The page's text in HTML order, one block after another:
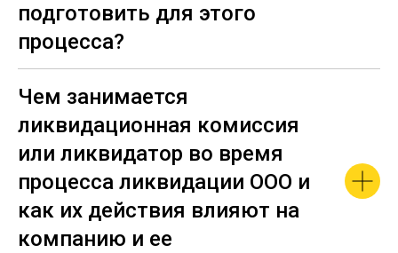
подготовить для этого
процесса?
Чем занимается
ликвидационная комиссия
или ликвидатор во время
процесса ликвидации ООО и
как их действия влияют на
компанию и ее